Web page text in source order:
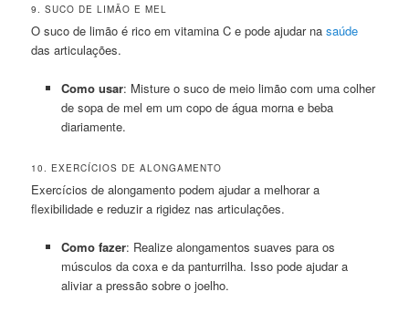
9. SUCO DE LIMÃO E MEL
O suco de limão é rico em vitamina C e pode ajudar nasaúde
das articulações.
Como usar: Misture o suco de meio limão com uma colher
de sopa de mel em um copo de água morna e beba
diariamente.
10. EXERCÍCIOS DE ALONGAMENTO
Exercícios de alongamento podem ajudar a melhorar a
flexibilidade e reduzir a rigidez nas articulações.
Como fazer: Realize alongamentos suaves para os
músculos da coxa e da panturrilha. Isso pode ajudar a
aliviar a pressão sobre o joelho.